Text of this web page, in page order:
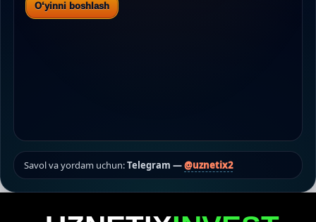
O‘yinni boshlash
Savol va yordam uchun:Telegram —@uznetix2